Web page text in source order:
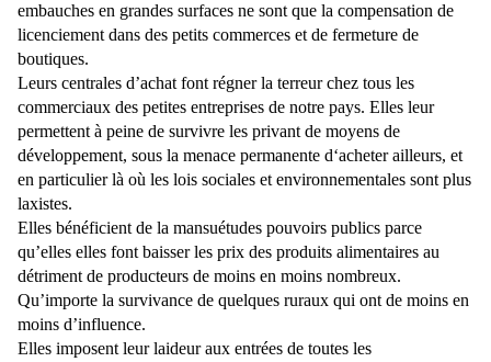
embauches en grandes surfaces ne sont que la compensation de
licenciement dans des petits commerces et de fermeture de
boutiques.
Leurs centrales d’achat font régner la terreur chez tous les
commerciaux des petites entreprises de notre pays. Elles leur
permettent à peine de survivre les privant de moyens de
développement, sous la menace permanente d‘acheter ailleurs, et
en particulier là où les lois sociales et environnementales sont plus
laxistes.
Elles bénéficient de la mansuétudes pouvoirs publics parce
qu’elles elles font baisser les prix des produits alimentaires au
détriment de producteurs de moins en moins nombreux.
Qu’importe la survivance de quelques ruraux qui ont de moins en
moins d’influence.
Elles imposent leur laideur aux entrées de toutes les